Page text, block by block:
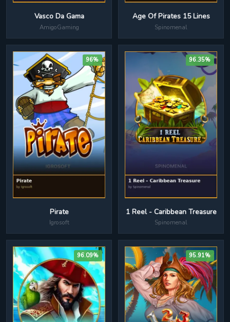
Vasco Da Gama
AmigoGaming
Age Of Pirates 15 Lines
Spinomenal
96%
Pirate
Igrosoft
96.35%
1 Reel - Caribbean Treasure
Spinomenal
96.09% 95.91%